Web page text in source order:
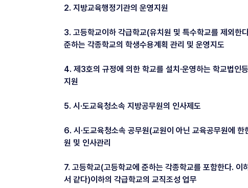
2. 지방교육행정기관의 운영지원
3. 고등학교이하 각급학교(유치원 및 특수학교를 제외한
준하는 각종학교의 학생수용계획 관리 및 운영지도
4. 제3호의 규정에 의한 학교를 설치·운영하는 학교법인
지원
5. 시·도교육청소속 지방공무원의 인사제도
6. 시·도교육청소속 공무원(교원이 아닌 교육공무원에 한
원 및 인사관리
7. 고등학교(고등학교에 준하는 각종학교를 포함한다. 이
서 같다)이하의 각급학교의 교직조성 업무